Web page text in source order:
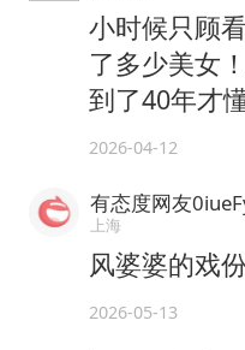
小时候只顾
了多少美女
到了40年才
2026-04-12
有态度网友
上海
风婆婆的戏
2026-05-13